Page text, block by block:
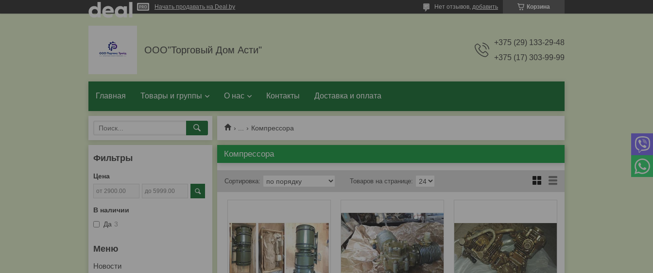
Начать продавать на Deal.by Корзина
Нет отзывов, добавить
ООО"Торговый Дом Асти"
+375 (29) 133-29-48
+375 (17) 303-99-99
Главная Товары и группы О нас Контакты Доставка и оплата
Компрессора
Компрессора
Фильтры
Цена
В наличии
Да 3
Новости